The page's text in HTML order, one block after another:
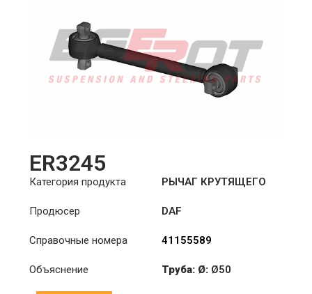
ER3245
Категория продукта
РЫЧАГ КРУТЯЩЕГО
Продюсер
DAF
Справочные номера 41155589
Объяснение Труба: Ø: Ø50